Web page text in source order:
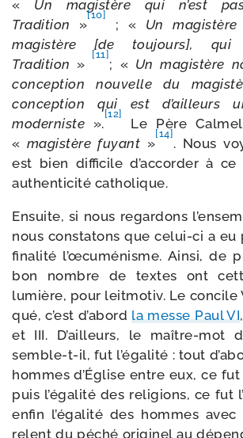
« Un magis­tère qui n’est
Tradition »
[10]
; « Un
magis­tère [de tou­jours],
Tradition »
[11]
; « Un magis­tère
concep­tion nou­velle du
concep­tion qui est d’ailleurs
moder­niste ».
[12]
Le Père Calmel
« magis­tère fuyant »
[14]
. Nous
est bien dif­fi­cile d’ac­cor­der à
authen­ti­ci­té catholique.
Ensuite, si nous regar­dons
nous consta­tons que celui-​ci a
fina­li­té l’œ­cu­mé­nisme. Ainsi, de
bon nombre de textes ont
lumière, pour leit­mo­tiv. Le
qué, c’est d’a­bord la messe Paul VI
et III. D’ailleurs, le maître-​mot
semble-​t-​il, fut l’é­ga­li­té : tout
hommes d’Église entre eux, ce
puis l’é­ga­li­té des reli­gions, ce fut
enfin l’é­ga­li­té des hommes
relent du péché ori­gi­nel au